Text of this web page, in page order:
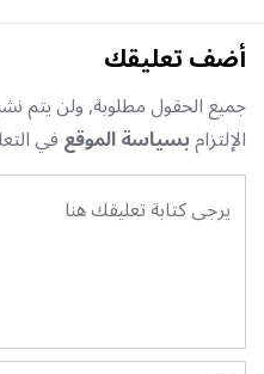
أضف تعليقك
جميع الحقول مطلوبة, ولن يتم
الإلتزامبسياسة الموقعفي